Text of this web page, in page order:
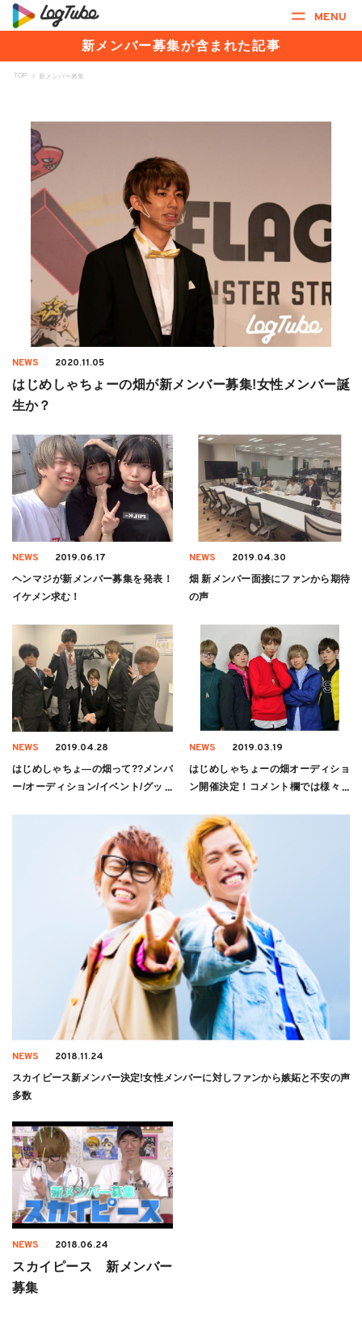
MENU
新メンバー募集が含まれた記事
TOP > 新メンバー募集
NEWS 2020.11.05
はじめしゃちょーの畑が新メンバー募集!女性メンバー誕
生か？
NEWS 2019.06.17
ヘンマジが新メンバー募集を発表！
イケメン求む！
NEWS 2019.04.30
畑 新メンバー面接にファンから期待
の声
NEWS 2019.04.28
はじめしゃちょ―の畑って??メンバ
ー/オーディション/イベント/グッズ
NEWS 2019.03.19
はじめしゃちょーの畑オーディショ
ン開催決定！コメント欄では様々な
NEWS 2018.11.24
スカイピース新メンバー決定!女性メンバーに対しファンから嫉妬と不安の声
多数
NEWS 2018.06.24
スカイピース 新メンバー
募集